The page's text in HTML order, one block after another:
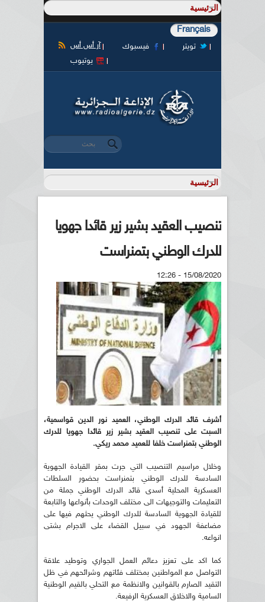
Français
آر أس أس فيسبوك
تويتر
يوتيوب
استمارة البحث
‏بحث ‏
تنصيب العقيد بشير زير قائدا جهويا
للدرك الوطني بتمنراست
15/08/2020 - 12:26
أشرف قائد الدرك الوطني، العميد نور الدين قواسمية،
السبت على تنصيب العقيد بشير زير قائدا جهويا للدرك
الوطني بتمنراست خلفا للعميد محمد ريكي.
وخلال مراسيم التنصيب التي جرت بمقر القيادة الجهوية
السادسة للدرك الوطني بتمنراست بحضور السلطات
العسكرية المحلية أسدى قائد الدرك الوطني جملة من
التعليمات والتوجيهات الى مختلف الوحدات بأنواعها والتابعة
للقيادة الجهوية السادسة للدرك الوطني يحثهم فيها على
مضاعفة الجهود في سبيل القضاء على الاجرام بشتى
انواعه.
كما اكد على تعزيز دعائم العمل الجواري وتوطيد علاقة
التواصل مع المواطنين بمختلف فئاتهم وشرائحهم في ظل
التقيد الصارم بالقوانين والانظمة مع التحلي بالقيم الوطنية
السامية والاخلاق العسكرية الرفيعة.